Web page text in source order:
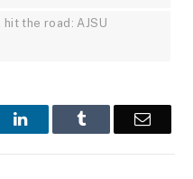
the road: AJSU
LinkedInTumblr Email